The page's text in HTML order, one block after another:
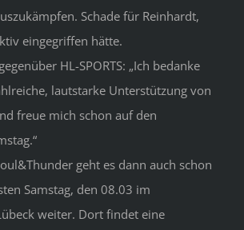
Schade für Reinhardt,
eingegriffen hätte.
HL-SPORTS: „Ich bedanke
lautstarke Unterstützung von
freue mich schon auf den
geht es dann auch schon
Samstag, den 08.03 im
weiter. Dort findet eine